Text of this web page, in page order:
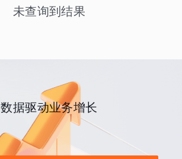
未查询到结果
数据驱动业务增长